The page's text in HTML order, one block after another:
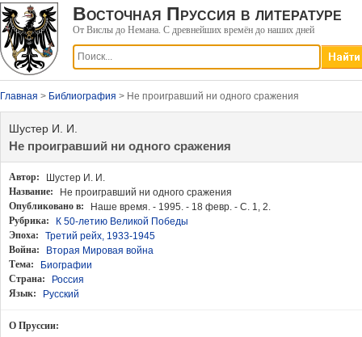
Восточная Пруссия в литературе
От Вислы до Немана. С древнейших времён до наших дней
Главная > Библиография > Не проигравший ни одного сражения
Шустер И. И.
Не проигравший ни одного сражения
Автор:
Шустер И. И.
Название:
Не проигравший ни одного сражения
Опубликовано в:
Наше время. - 1995. - 18 февр. - С. 1, 2.
Рубрика:
К 50-летию Великой Победы
Эпоха:
Третий рейх, 1933-1945
Война:
Вторая Мировая война
Тема:
Биографии
Страна:
Россия
Язык:
Русский
О Пруссии: